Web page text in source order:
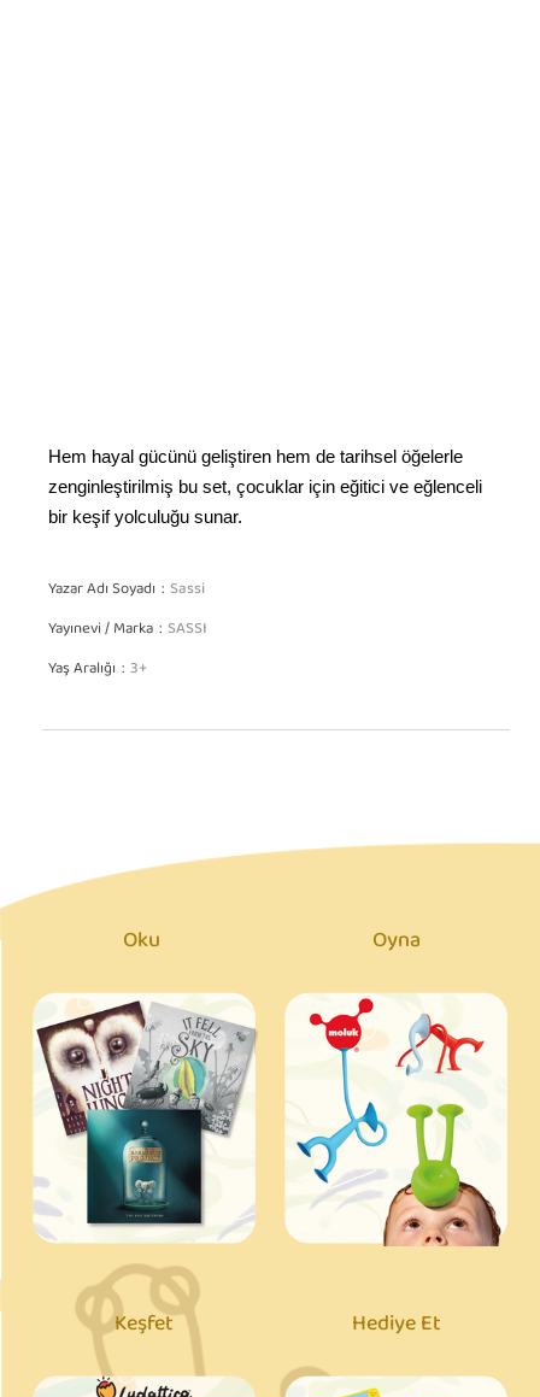
Hem hayal gücünü geliştiren hem de tarihsel öğelerle
zenginleştirilmiş bu set, çocuklar için eğitici ve eğlenceli
bir keşif yolculuğu sunar.
Yazar Adı Soyadı Sassi
Yayınevi / Marka SASSI
Yaş Aralığı 3+
Oku Oyna
Keşfet Hediye Et